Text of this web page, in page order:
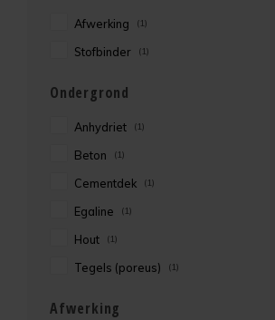
Afwerking (1)
Stofbinder (1)
Ondergrond
Anhydriet (1)
Beton (1)
Cementdek (1)
Egaline (1)
Hout (1)
Tegels (poreus) (1)
Afwerking